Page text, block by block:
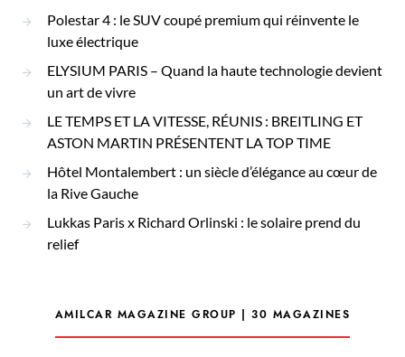
Polestar 4 : le SUV coupé premium qui réinvente le
luxe électrique
ELYSIUM PARIS – Quand la haute technologie devient
un art de vivre
LE TEMPS ET LA VITESSE, RÉUNIS : BREITLING ET
ASTON MARTIN PRÉSENTENT LA TOP TIME
Hôtel Montalembert : un siècle d’élégance au cœur de
la Rive Gauche
Lukkas Paris x Richard Orlinski : le solaire prend du
relief
AMILCAR MAGAZINE GROUP | 30 MAGAZINES